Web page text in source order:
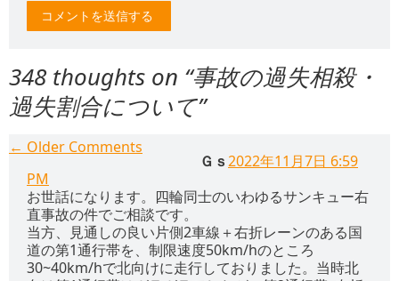
348 thoughts on “事故の過失相殺・
過失割合について”
Comment
navigation
← Older Comments
Ｇｓ2022年11月7日 6:59
PM
お世話になります。四輪同士のいわゆるサンキュー右
直事故の件でご相談です。
当方、見通しの良い片側2車線＋右折レーンのある国
道の第1通行帯を、制限速度50km/hのところ
30~40km/hで北向けに走行しておりました。当時北